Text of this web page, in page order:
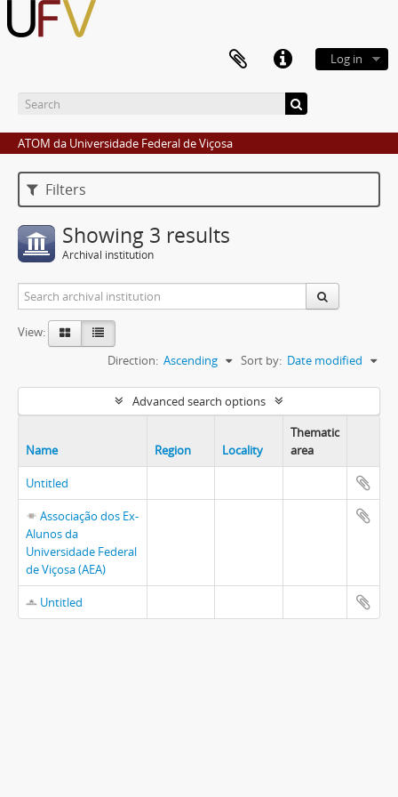
Log in
ATOM da Universidade Federal de Viçosa
Filters
Showing 3 results
Archival institution
View:
Sort by: Date modified
Direction: Ascending
Advanced search options
Name Region Locality
Thematic
area
Untitled
Associação dos Ex-
Alunos da
Universidade Federal
de Viçosa (AEA)
Untitled